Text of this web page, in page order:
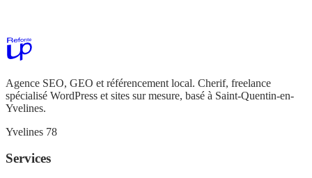
Agence SEO, GEO et référencement local. Cherif, freelance
spécialisé WordPress et sites sur mesure, basé à Saint-Quentin-en-
Yvelines.
Yvelines 78
Services